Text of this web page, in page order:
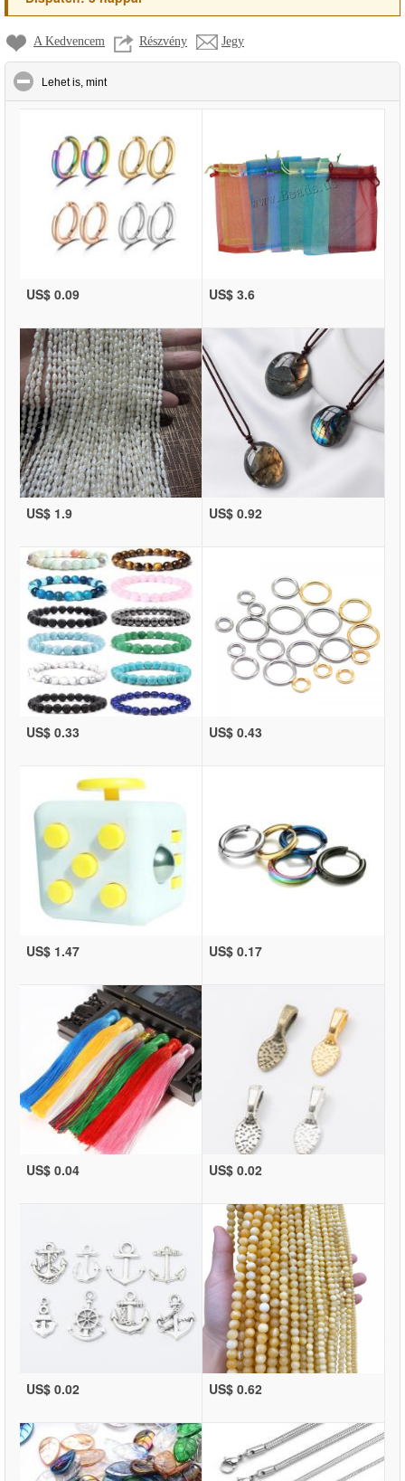
A Kedvencem Részvény Jegy
Lehet is, mintclick to collapse contents
US$ 0.09 US$ 3.6
US$ 1.9 US$ 0.92
US$ 0.33 US$ 0.43
US$ 1.47 US$ 0.17
US$ 0.04 US$ 0.02
US$ 0.02 US$ 0.62